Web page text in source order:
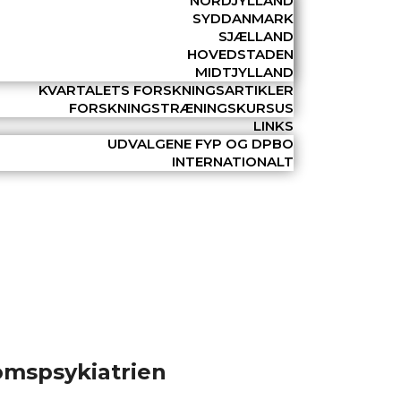
SYDDANMARK
SJÆLLAND
HOVEDSTADEN
MIDTJYLLAND
KVARTALETS FORSKNINGSARTIKLER
FORSKNINGSTRÆNINGSKURSUS
LINKS
UDVALGENE FYP OG DPBO
INTERNATIONALT